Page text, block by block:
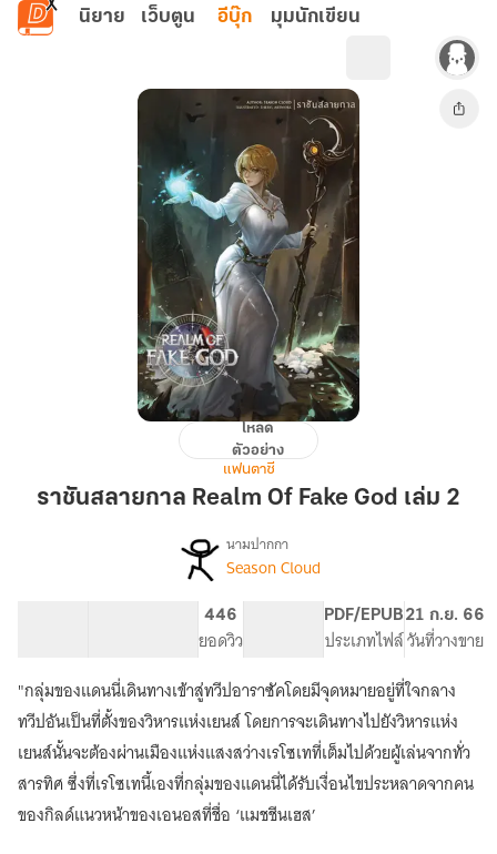
ข้ามไปยังเนื้อหาหลัก
นิยาย เว็บตูน อีบุ๊ก มุมนักเขียน
ราชัน
กาล
โหลด
ตัวอย่าง
แฟนตาซี
ราชันสลายกาล Realm Of Fake God เล่ม 2
เรื่อง
fake
God
นามปากกา
Season Cloud
446
ยอดวิว
PDF/EPUB
ประเภทไฟล์
21 ก.ย. 66
วันที่วางขาย
"กลุ่มของแดนนี่เดินทางเข้าสู่ทวีปอาราซัคโดยมีจุดหมายอยู่ที่ใจกลาง
ทวีปอันเป็นที่ตั้งของวิหารแห่งเยนส์ โดยการจะเดินทางไปยังวิหารแห่ง
เยนส์นั้นจะต้องผ่านเมืองแห่งแสงสว่างเรโซเทที่เต็มไปด้วยผู้เล่นจากทั่ว
สารทิศ ซึ่งที่เรโซเทนี้เองที่กลุ่มของแดนนี่ได้รับเงื่อนไขประหลาดจากคน
ของกิลด์แนวหน้าของเอนอสที่ชื่อ ‘แมชชีนเฮส’